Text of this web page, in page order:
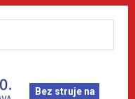
Bez struje na